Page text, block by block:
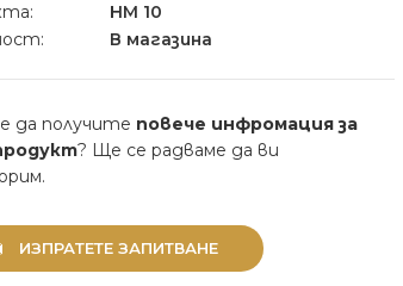
HM 10
В магазина
да получите повече инфромация за
? Ще се радваме да ви
ИЗПРАТЕТЕ ЗАПИТВАНЕ